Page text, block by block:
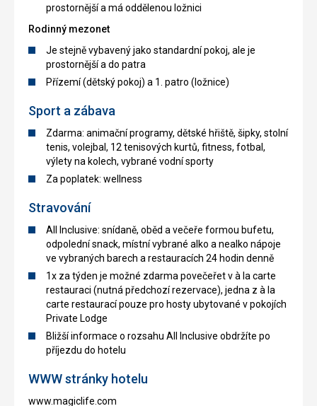
prostornější a má oddělenou ložnici
Rodinný mezonet
Je stejně vybavený jako standardní pokoj, ale je
prostornější a do patra
Přízemí (dětský pokoj) a 1. patro (ložnice)
Sport a zábava
Zdarma: animační programy, dětské hřiště, šipky, stolní
tenis, volejbal, 12 tenisových kurtů, fitness, fotbal,
výlety na kolech, vybrané vodní sporty
Za poplatek: wellness
Stravování
All Inclusive: snídaně, oběd a večeře formou bufetu,
odpolední snack, místní vybrané alko a nealko nápoje
ve vybraných barech a restauracích 24 hodin denně
1x za týden je možné zdarma povečeřet v à la carte
restauraci (nutná předchozí rezervace), jedna z à la
carte restaurací pouze pro hosty ubytované v pokojích
Private Lodge
Bližší informace o rozsahu All Inclusive obdržíte po
příjezdu do hotelu
WWW stránky hotelu
www.magiclife.com